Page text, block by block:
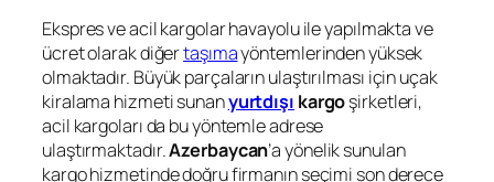
Ekspres ve acil kargolar havayolu ile yapılmakta ve
ücret olarak diğertaşımayöntemlerinden yüksek
olmaktadır. Büyük parçaların ulaştırılması için uçak
kiralama hizmeti sunanyurtdışı kargoşirketleri,
acil kargoları da bu yöntemle adrese
ulaştırmaktadır.Azerbaycan’a yönelik sunulan
kargo hizmetinde doğru firmanın seçimi son derece